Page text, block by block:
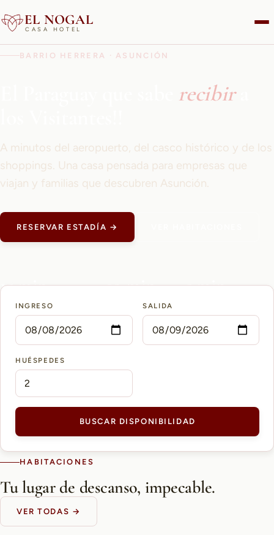
EL NOGAL
CASA HOTEL
BARRIO HERRERA · ASUNCIÓN
recibira
A minutos del aeropuerto, del casco histórico y de los
shoppings. Una casa pensada para empresas que
viajan y familias que descubren Asunción.
RESERVAR ESTADÍA →
15 min
AEROPUERTO PETTIROSSI
10 min
CASCO HISTÓRICO
5 min
INGRESO SALIDA
HUÉSPEDES
BUSCAR DISPONIBILIDAD
HABITACIONES
Tu lugar de descanso, impecable.
VER TODAS →